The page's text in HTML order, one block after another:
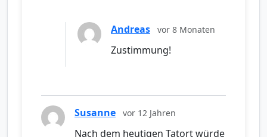
Andreas vor 8 Monaten
Zustimmung!
Susanne vor 12 Jahren
Nach dem heutigen Tatort würde